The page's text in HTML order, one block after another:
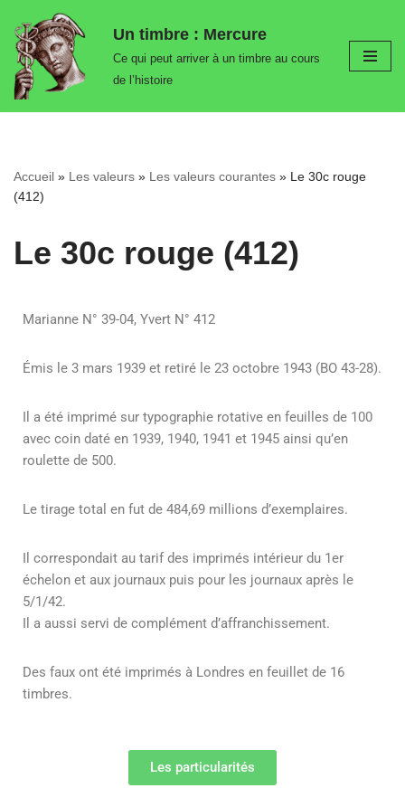
Aller
au
contenu
Un timbre : Mercure
Ce qui peut arriver à un timbre au cours
de l’histoire
Accueil » Les valeurs » Les valeurs courantes » Le 30c rouge
(412)
Le 30c rouge (412)
Marianne N° 39-04, Yvert N° 412
Émis le 3 mars 1939 et retiré le 23 octobre 1943 (BO 43-28).
Il a été imprimé sur typographie rotative en feuilles de 100
avec coin daté en 1939, 1940, 1941 et 1945 ainsi qu’en
roulette de 500.
Le tirage total en fut de 484,69 millions d’exemplaires.
Il correspondait au tarif des imprimés intérieur du 1er
échelon et aux journaux puis pour les journaux après le
5/1/42.
Il a aussi servi de complément d’affranchissement.
Des faux ont été imprimés à Londres en feuillet de 16
timbres.
Les particularités